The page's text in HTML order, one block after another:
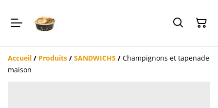
Accueil / Produits / SANDWICHS / Champignons et tapenade
maison